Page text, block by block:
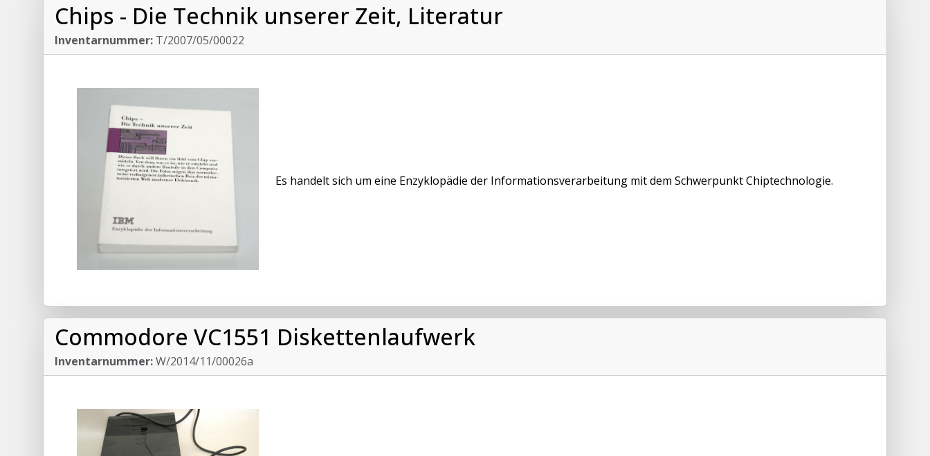
Chips - Die Technik unserer Zeit, Literatur
Inventarnummer: T/2007/05/00022
Es handelt sich um eine Enzyklopädie der Informationsverarbeitung mit dem Schwerpunkt Chiptechnologie.
Commodore VC1551 Diskettenlaufwerk
Inventarnummer:W/2014/11/00026a